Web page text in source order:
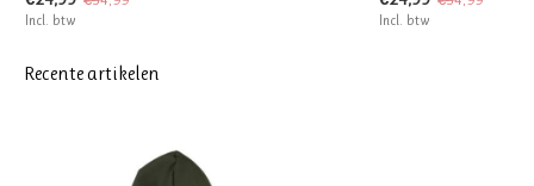
Incl. btw Incl. btw
Recente artikelen